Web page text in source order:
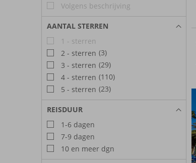
Volgens beschrijving
AANTAL STERREN
1 - sterren
2 - sterren (3)
3 - sterren (29)
4 - sterren (110)
5 - sterren (23)
REISDUUR
1-6 dagen
7-9 dagen
10 en meer dgn